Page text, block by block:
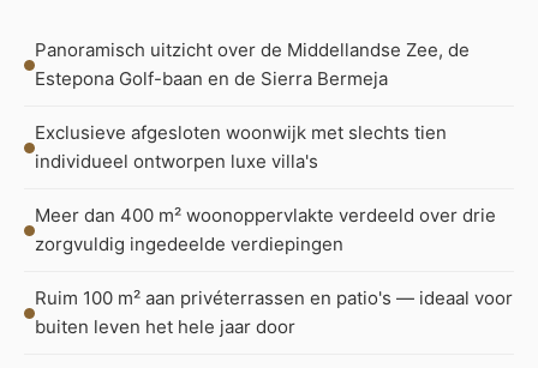
Panoramisch uitzicht over de Middellandse Zee, de
Estepona Golf-baan en de Sierra Bermeja
Exclusieve afgesloten woonwijk met slechts tien
individueel ontworpen luxe villa's
Meer dan 400 m² woonoppervlakte verdeeld over drie
zorgvuldig ingedeelde verdiepingen
Ruim 100 m² aan privéterrassen en patio's — ideaal voor
buiten leven het hele jaar door